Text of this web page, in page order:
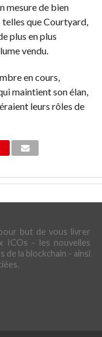
mesure de bien
que Courtyard,
plus en plus
vendu.
en cours,
maintient son élan,
leurs rôles de
but de vous livrer
ICOs - les nouvelles
la blockchain - ainsi